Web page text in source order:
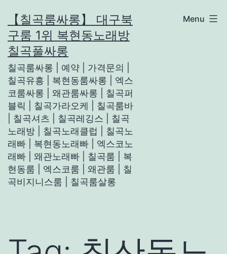
to
content
【칠곡룸싸롱】 대구북
구룸 1위 복현동노래방
칠곡풀싸롱
칠곡룸싸롱 | 예약 | 가격문의 |
칠곡유흥 | 복현동룸싸롱 | 엑스
코룸싸롱 | 왜관룸싸롱 | 칠곡퍼
블릭 | 칠곡가라오케 | 칠곡룸바
| 칠곡셔츠 | 칠곡레깅스 | 칠곡
노래방 | 칠곡노래클럽 | 칠곡노
래빠 | 복현동노래빠 | 엑스코노
래빠 | 왜관노래빠 | 칠곡룸 | 복
현동룸 | 엑스코룸 | 왜관룸 | 칠
곡비지니스룸 | 칠곡룸살롱
Menu